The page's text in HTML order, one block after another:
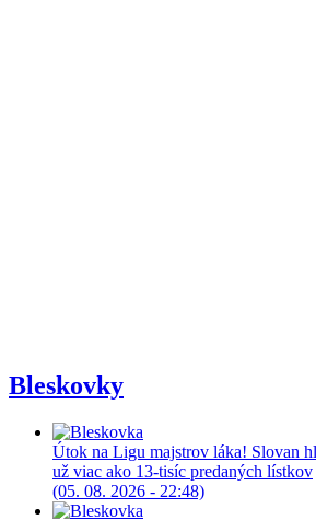
Bleskovky
Útok na Ligu majstrov láka! Slovan
už viac ako 13-tisíc predaných lístkov
(05. 08. 2026 - 22:48)